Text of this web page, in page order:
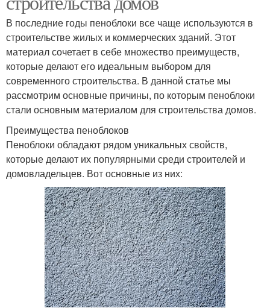
В последние годы пеноблоки все чаще используются в
строительстве жилых и коммерческих зданий. Этот
материал сочетает в себе множество преимуществ,
которые делают его идеальным выбором для
современного строительства. В данной статье мы
рассмотрим основные причины, по которым пеноблоки
стали основным материалом для строительства домов.
Преимущества пеноблоков
Пеноблоки обладают рядом уникальных свойств,
которые делают их популярными среди строителей и
домовладельцев. Вот основные из них: